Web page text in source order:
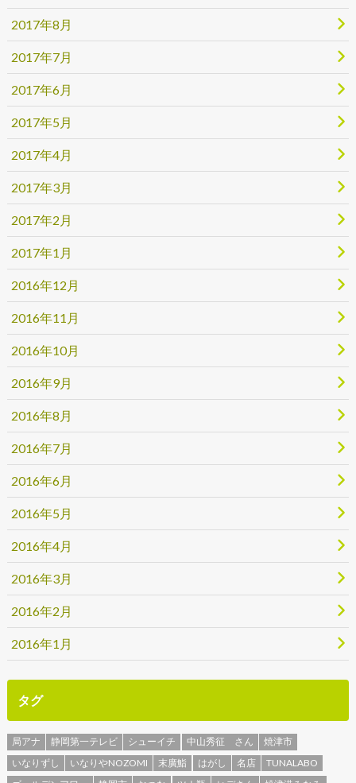
2017年8月
2017年7月
2017年6月
2017年5月
2017年4月
2017年3月
2017年2月
2017年1月
2016年12月
2016年11月
2016年10月
2016年9月
2016年8月
2016年7月
2016年6月
2016年5月
2016年4月
2016年3月
2016年2月
2016年1月
タグ
局アナ 静岡第一テレビ シューイチ 中山秀征 さん
焼津市
いなりずし
いなりやNOZOMI 末廣鮨 はがし 名店
TUNALABO